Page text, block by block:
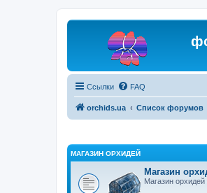
Ссылки FAQ
orchids.ua Список форумов
МАГАЗИН ОРХИДЕЙ
Магазин
Магазин